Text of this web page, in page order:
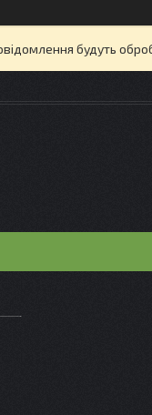
будуть